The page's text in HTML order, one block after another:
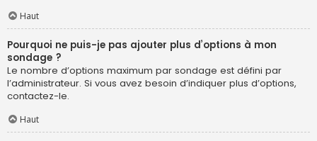
Haut
Pourquoi ne puis-je pas ajouter plus d’options à mon
sondage ?
Le nombre d’options maximum par sondage est défini par
l’administrateur. Si vous avez besoin d’indiquer plus d’options,
contactez-le.
Haut